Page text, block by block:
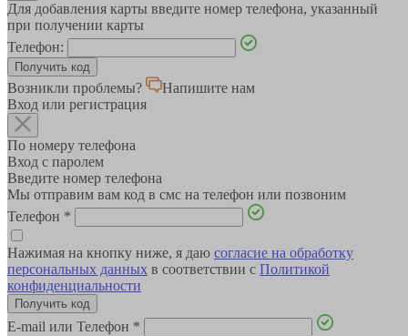
Для добавления карты введите номер телефона, указанный
при получении карты
Телефон:
Возникли проблемы?
Напишите нам
Вход или регистрация
По номеру телефона
Вход с паролем
Введите номер телефона
Мы отправим вам код в смс на телефон или позвоним
Телефон *
Нажимая на кнопку ниже, я даю согласие на обработку
персональных данных в соответствии с Политикой
конфиденциальности
E-mail или Телефон *